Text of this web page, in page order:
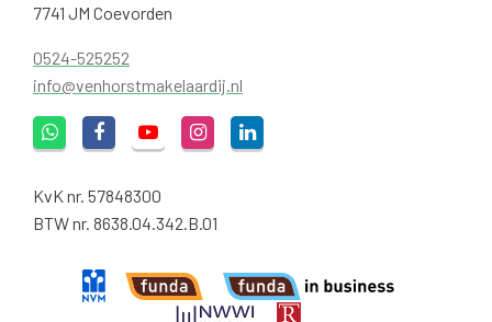
7741 JM Coevorden
0524-525252
info@venhorstmakelaardij.nl
KvK nr. 57848300
BTW nr. 8638.04.342.B.01